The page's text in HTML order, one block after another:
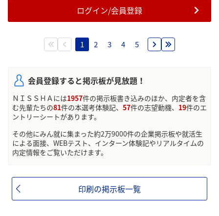
ログイン/会員登録
1 2 3 4 5
会員登録すると掲示板が見放題！
ＮＩＳＳＨＡには1957件の掲示板書き込みのほか、内定者を含
む先輩たちの81件の本選考体験記、 57件の志望動機、 19件のエ
ントリーシートがあります。
その他にみん就に集まった約2万9000件の企業掲示板や就活生
による面接、WEBテスト、インターン体験記やリアルタイムの
内定情報をご覧いただけます。
印刷の掲示板一覧